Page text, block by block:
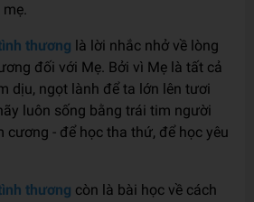
thương là lời nhắc nhở về lòng
đối với Mẹ. Bởi vì Mẹ là tất cả
dịu, ngọt lành để ta lớn lên tươi
luôn sống bằng trái tim người
cương - để học tha thứ, để học yêu
thương còn là bài học về cách